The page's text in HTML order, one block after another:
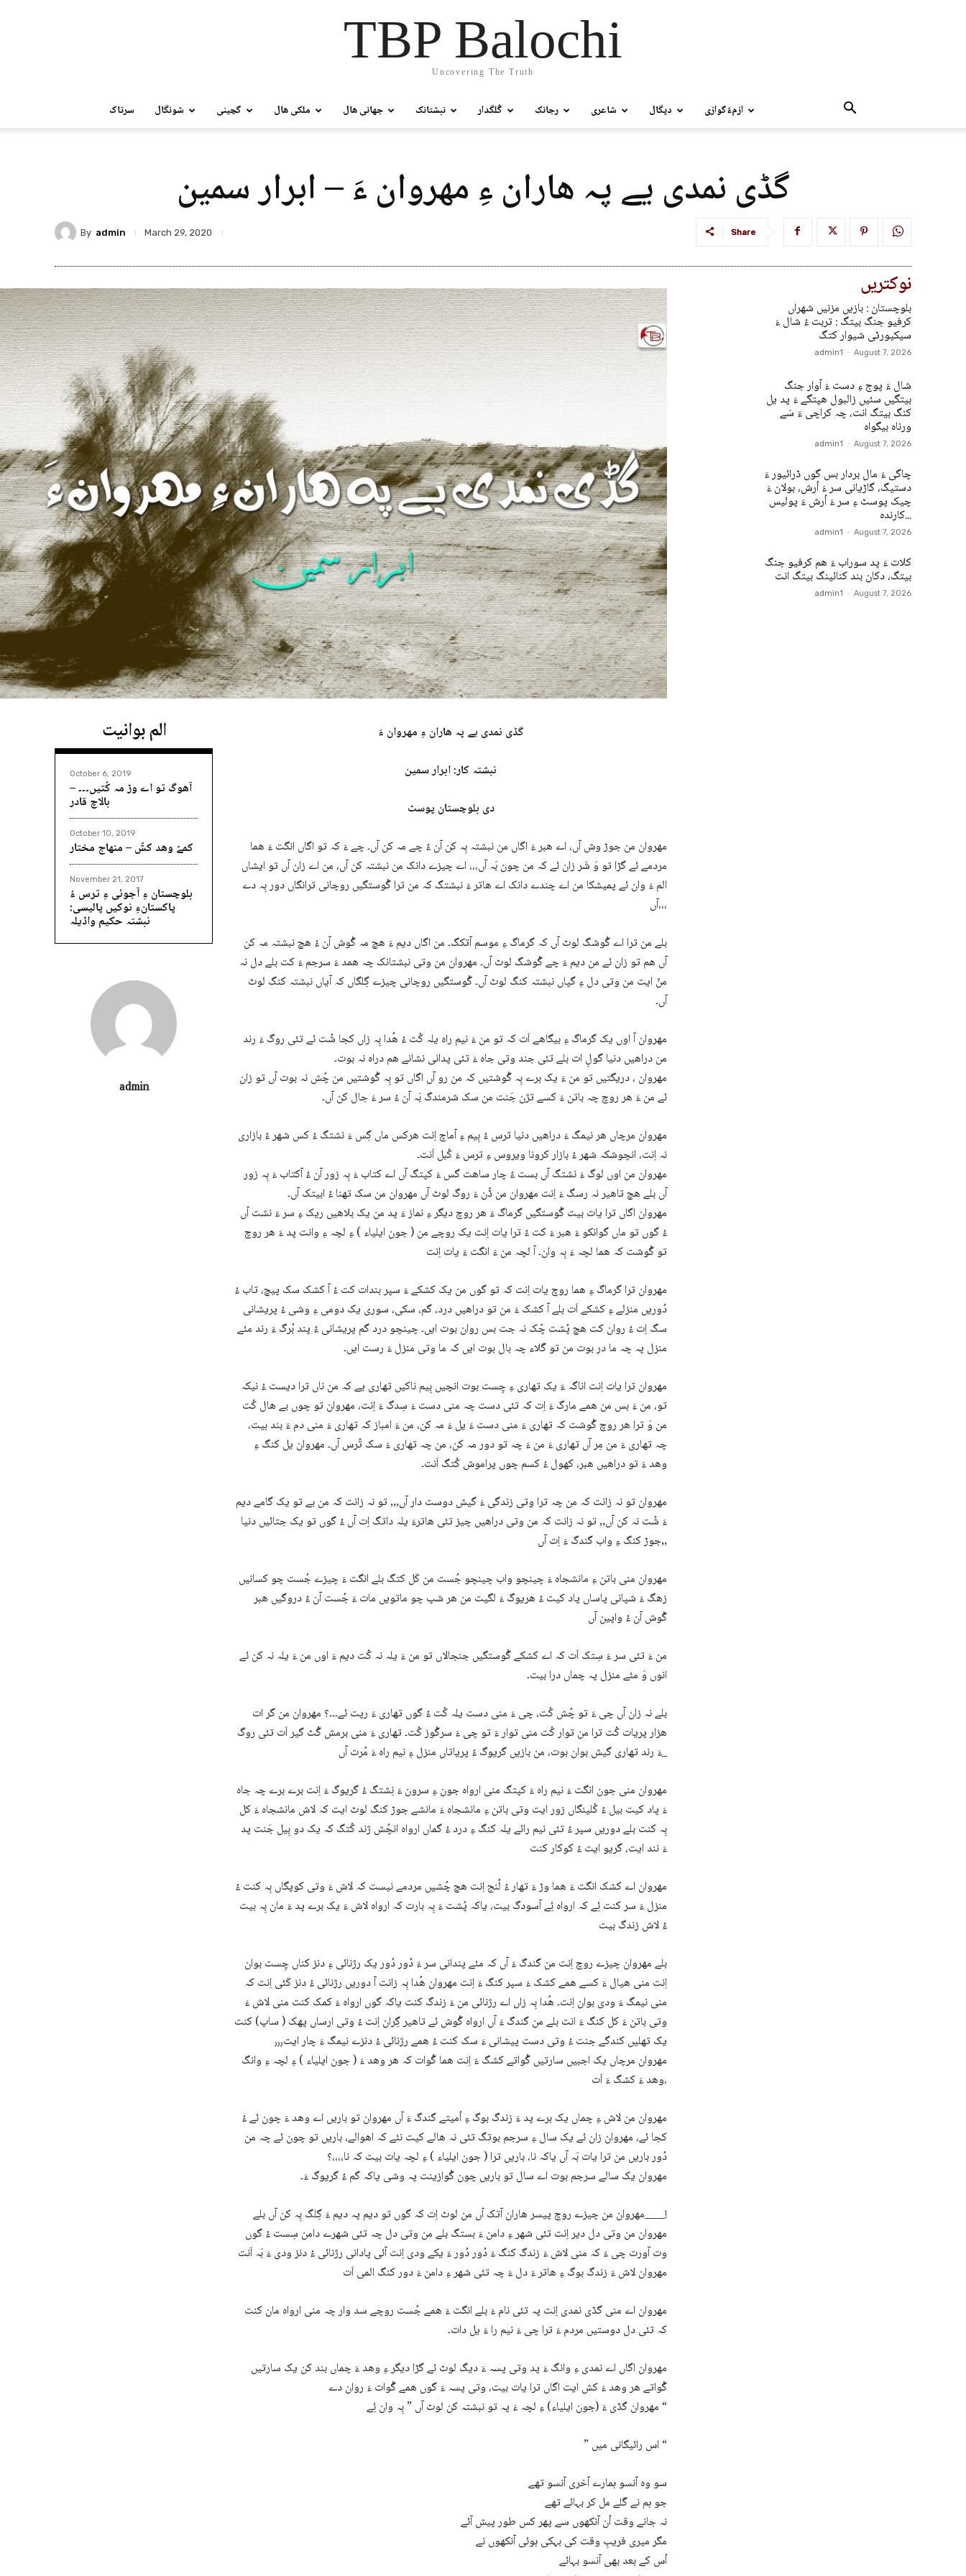
TBP Balochi
Uncovering The Truth
سرتاک شونگال گچینی ملکی ھال جھانی ھال نبشتانک گُلگدار رجانک شاعری دپگال ازمءُگوازی
گڈی نمدی یے پہ ھاران ءِ مھروان ءَ – ابرار سمین
By admin March 29, 2020 Share
الم بوانیت
October 6, 2019
آھوگ تو اے وڑ مہ کُتیں۔۔۔ –
بالاچ قادر
October 10, 2019
کمےّ وھد کشّ – منھاج مختار
November 21, 2017
بلوچستان ءِ آجوئی ءِ ترس ءُ
پاکستانءِ نوکیں پالیسی:
نبشتہ حکیم واڈیلہ
admin
گڈی نمدی یے پہ ھاران ءِ مھروان ءَ
نبشتہ کار: ابرار سمین
دی بلوچستان پوسٹ
مھروان من جوڑ وش آں، اے ھبر ءَ اگاں من نبشتہ بِہ کن آن ءُ چے مہ کن آں۔ چے ءَ کہ تو اگاں انگت ءَ ھما
مردمے ئے گڑا تو وَ شَر زان ئے کہ من چون بَہ آں،،، اے چیزے دانک من نبشتہ کن آں، من اے زان آں تو ایشاں
الم ءَ وان ئے پمیشکا من اے چندے دانک اے ھاتر ءَ نبشتگ کہ من ترا گْوستگیں روچانی ترانگاں دور بِہ دے
آں،،،
بلے من ترا اے گْوشگ لوٹ آں کہ گرماگ ءِ موسم آتکگ۔ من اگاں دیم ءَ ھچ مہ گْوش آن ءُ ھچ نبشتہ مہ کن
آں ھم تو زان ئے من دیم ءَ چے گْوشگ لوٹ آں۔ مھروان من وتی نبشتانک چہ ھمد ءَ سرجم ءَ کت بلے دل نہ
منّ ایت من وتی دل ءِ گپاں نبشتہ کنگ لوٹ آں۔ گْوستگیں روچانی چیزے گِلگاں کہ آیاں نبشتہ کنگ لوٹ
آں۔
مھروان آ اوں یک گرماگ ءِ بیگاھے اَت کہ تو من ءَ نیم راہ یلہ کُت ءُ ھُدا بِہ زاں کجا شُت ئے تئی روگ ءَ رند
من دراھیں دنیا گولِ ات بلے تئی جند وتی جاہ ءَ تئی پدانی نشانے ھم دراہ نہ بوت۔
مھروان ، دریگتیں تو من ءَ یک برے بِہ گْوشتیں کہ من رو آں اگاں تو بِہ گْوشتیں من چُش نہ بوت آں تو زان
ئے من ءَ ھر روچ چہ باتن ءَ کسے تژن جَنت من سک شرمندگ بَہ آن ءُ سر ءَ جال کن آں۔
مھروان مرچاں ھر نیمگ ءَ دراھیں دنیا ترس ءُ بِیم ءِ آماچ اِنت ھرکس ماں گِس ءَ نشتگ ءُ کس شھر ءُ بازاری
نہ اِنت، انچوشکہ شھر ءُ بازار کرونا ویروس ءِ ترس ءَ کُبل اَنت۔
مھروان من اوں لوگ ءَ نشتگ آں بست ءُ چار ساھت گس ءَ کپتگ آں اے کتاب ءَ بِہ زور آن ءُ آکتاب ءَ بِہ زور
آں بلے ھچ تاھیر نہ رسگ ءَ اِنت مھروان من ڈّن ءَ روگ لوٹ آں مھروان من سک تھنا ءُ ابیتک آں۔
مھروان اگاں ترا یات بیت گْوستگیں گرماگ ءَ ھر روچ دیگر ءِ نماز ءَ پد من یک بلاھیں ریک ءِ سر ءَ نشت آں
ءُ گوں تو ماں گوانکو ءَ ھبر ءَ کت ءُ ترا یات اِنت یک روچے من ( جون ایلیاء ) ءِ لچہ ءِ وانت پد ءَ ھر روچ
تو گْوشت کہ ھما لچہ ءَ بِہ وان۔ آ لچہ من ءَ انگت ءَ یات اِنت
مھروان ترا گرماگ ءِ ھما روچ یات اِنت کہ تو گوں من یک کشکے ءَ سپر بندات کت ءُ آ کشک سک پیچ، تاب ءُ
دُوریں منزلے ءِ کشکے اَت بلے آ کشک ءَ من تو دراھیں درد، گم، سکی، سوری یک دومی ءِ وشی ءُ پریشانی
سگ اِت ءُ روان کت ھچ پُشت چّک نہ جت بس روان بوت ایں۔ چینچو درد گم پریشانی ءُ پند بُرگ ءَ رند مئے
منزل پہ چہ ما در بوت من تو گَلاء چہ بال بوت ایں کہ ما وتی منزل ءَ رست ایں۔
مھروان ترا یات اِنت اناگہ ءَ یک تھاری ءِ چِست بوت انچیں بِیم ناکیں تھاری یے کہ من ناں ترا دیست ءُ نیکہ
تو، من ءَ بس من ھمے مارگ ءَ اِت کہ تئی دست چہ منی دست ءَ سِدگ ءَ اِنت، مھروان تو چوں بے ھال کُت
من وَ ترا ھر روچ گْوشت کہ تھاری ءَ منی دست ءَ یل ءَ مہ کن، من ءَ امباز کہ تھاری ءَ منی دم ءَ بند بیت،
چہ تھاری ءَ من مِر آں تھاری ءَ من ءَ چہ تو دور مہ کن، من چہ تھاری ءَ سک تُرس آں۔ مھروان یل کنگ ءِ
وھد ءَ تو دراھیں ھبر، کھول ءُ کسم چوں پراموش کُتگ اَنت۔
مھروان تو نہ زانت کہ من چہ ترا وتی زندگی ءَ گیش دوست دار آں,,, تو نہ زانت کہ من بے تو یک گامے دیم
ءَ شُت نہ کن آں,, تو نہ زانت کہ من وتی دراھیں چیز تئی ھاترءَ یلہ داتگ اِت آں ءُ گوں تو یک جتائیں دنیا
جوڑ کنگ ءِ واب گندگ ءَ اِت آں,,
مھروان منی باتن ءِ مانشجاہ ءَ چینچو واب چینچو جُست من کَل کتگ بلے انگت ءَ چیزے جُست چو کسانیں
زھگ ءَ شپانی پاساں پاد کیت ءُ ھریوگ ءَ لگیت من ھر شپ چو ماتویں مات ءَ جُست آن ءُ دروگیں ھبر
گْوش آن ءُ واپین آں
من ءَ تئی سر ءَ سِتک اَت کہ اے کشکے گْوستگیں جنجالاں تو من ءَ یلہ نہ کُت دیم ءَ اوں من ءَ یلہ نہ کن ئے
انوں وَ مئے منزل پہ چماں درا بیت۔
بلے نہ زان آں چی ءَ تو چُش کُت، چی ءَ منی دست یلہ کُت ءُ گوں تھاری ءَ رپت ئے۔۔۔؟ مھروان من گر ات
ھزار پریات کُت ترا من توار کُت منی توار ءَ تو چی ءَ سرگْوز کُت۔ تھاری ءَ منی برمش گُٹ گیر اَت تئی روگ
ءَ رند تھاری گیش بوان بوت، من بازیں گریوگ ءُ پریاتاں منزل ءِ نیم راہ ءَ مُرت آں_
مھروان منی جون انگت ءَ نیم راہ ءَ کپتگ منی ارواہ جون ءِ سرون ءَ نِشتگ ءُ گریوگ ءَ اِنت برے برے چہ جاہ
ءَ پاد کیت بیل ءُ کُلینگاں زور ایت وتی باتن ءِ مانشجاہ ءَ مانشے جوڑ کنگ لوٹ ایت کہ لاش مانشجاہ ءَ کل
بِہ کنت بلے دوریں سپر ءُ تئی نیم رائے یلہ کنگ ءِ درد ءُ گماں ارواہ انچُش ژند کُتگ کہ یک دو بِیل جَنت پد
ءَ نند ایت، گریو ایت ءُ کوکار کنت
مھروان اے کشک انگت ءَ ھما وڑ ءَ تھار ءُ لُنج اِنت ھچ چُشیں مردمے نیست کہ لاش ءَ وتی کوپگاں بِہ کنت ءُ
منزل ءَ سر کنت ئِے کہ ارواہ ئِے آسودگ بیت، یاکہ پُشت ءَ بِہ بارت کہ ارواہ لاش ءَ یک برے پد ءَ مان بِہ بیت
ءُ لاش زندگ بیت
بلے مھروان چیزے روچ اِنت من گندگ ءَ آں کہ مئے پندانی سر ءَ دُور دُور یک رژنائی ءِ دنز کناں چِست بوان
اِنت منی ھیال ءَ کسے ھمے کشک ءَ سپر کنگ ءَ اِنت مھروان ھُدا بِہ زانت آ دوریں رژنائی ءُ دنز کَئی اِنت کہ
منی نیمگ ءَ ودی بوان اِنت۔ ھُدا بِہ زاں اے رژنائی من ءَ زندگ کنت یاکہ گوں ارواہ ءَ کمک کنت منی لاش ءَ
وتی باتن ءَ کل کنگ ءَ انت بلے من گندگ ءَ آں ارواہ گْوش ئے تاھیر گِران اِنت ءُ وتی ارساں پھک ( ساپ) کنت
یک تھلیں کندگے جنت ءُ وتی دست پیشانی ءَ سک کنت ءُ ھمے رژنائی ءُ دنزے نیمگ ءَ چار ایت٫٫٫
مھروان مرچاں یک اجبیں سارتیں گْواتے کشگ ءَ اِنت ھما گْوات کہ ھر وھد ءَ ( جون ایلیاء ) ءِ لچہ ءِ وانگ
وھد ءَ کشگ ءَ اَت،
مھروان من لاش ءِ چماں یک برے پد ءَ زندگ بوگ ءِ اُمیتے گندگ ءَ آں مھروان تو باریں اے وھد ءَ چون ئے ءُ
کجا ئے، مھروان زان ئے یک سال ءِ سرجم بوتگ تئی نہ ھالے کیت نئے کہ اھوالے، باریں تو چون ئے چہ من
دُور باریں من ترا یات بَہ آں یاکہ نا، باریں ترا ( جون ایلیاء ) ءِ لچہ یات بیت کہ نا،،،،؟
مھروان یک سالے سرجم بوت اے سال تو باریں چون گْوازینت پہ وشی یاکہ گم ءُ گریوگ ءَ۔
مھروان من چیزے روچ پیسر ھاران آتک آں من لوٹ اِت کہ گوں تو دیم پہ دیم ءَ گِلگ بِہ کن آں بلے____!
مھروان من وتی دل دیر اِنت تئی شھر ءِ دامن ءَ بستگ بلے من وتی دل چہ تئی شھرے دامن سِست ءُ گوں
وت آورت چی ءَ کہ منی لاش ءَ زندگ کنگ ءَ دُور دُور ءَ یکے ودی اِنت آئی پادانی رژنائی ءُ دنز ودی ءَ بَہ اَنت
مھروان لاش ءَ زندگ بوگ ءِ ھاتر ءَ دل ءَ چہ تئی شھر ءِ دامن ءَ دور کنگ المی اَت
مھروان اے منی گڈی نمدی اِنت پہ تئی نام ءَ بلے انگت ءَ ھمے جُست روچے سد وار چہ منی ارواہ مان کنت
کہ تئی دل دوستیں مردم ءَ ترا چی ءَ نیم را ءَ یل دات۔
مھروان اگاں اے نمدی ءِ وانگ ءَ پد وتی پسہ ءَ دیگ لوٹ ئے گڑا دیگر ءِ وھد ءَ چماں بند کن یک سارتیں
گْواتے ھر وھد ءَ کش ایت اگاں ترا یات بیت، وتی پسہ ءَ گوں ھمے گْوات ءَ روان دے
مھروان گڈی ءَ (جون ایلیاء) ءِ لچہ ءَ پہ تو نبشتہ کن لوٹ آں ” بِہ وان ئِے “
” اس رائیگانی میں “
سو وہ آنسو ہمارے آخری آنسو تھے
جو ہم نے گَلے مل کر بہائے تھے
نہ جانے وقت اُن آنکھوں سے پھر کس طور پیش آئے
مگر میری فریبِ وقت کی بہکی ہوئی آنکھوں نے
اُس کے بعد بھی آنسو بہائے
نوکتریں
بلوچستان : بازیں مزنیں شھراں
کرفیو جنگ بیتگ : تربت ءُ شال ءَ
سیکیورٹی شیوار کتگ
admin1 - August 7, 2026
شال ءَ پوج ءِ دست ءَ آوار جنگ
بیتگیں سئیں زالبول ھپتگے ءَ پد یل
کنگ بیتگ انت، چہ کراچی ءَ سَے
ورناہ بیگواہ
admin1 - August 7, 2026
چاگی ءَ مال بردار بس گوں ڈرائیور ءَ
دستیگ، گاڑیانی سر ءَ اُرش، بولان ءَ
چیک پوسٹ ءِ سر ءَ اُرش ءَ پولیس
کارندہ...
admin1 - August 7, 2026
کلات ءَ پد سوراب ءَ ھم کرفیو جنگ
بیتگ، دکان بند کنائینگ بیتگ انت
admin1 - August 7, 2026